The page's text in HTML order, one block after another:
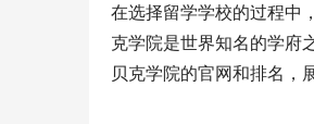
在选择留学学校的过程中
克学院是世界知名的学府
贝克学院的官网和排名，